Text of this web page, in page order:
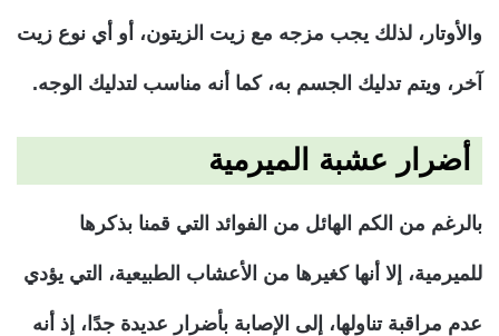
والأوتار، لذلك يجب مزجه مع زيت الزيتون، أو أي نوع زيت
آخر، ويتم تدليك الجسم به، كما أنه مناسب لتدليك الوجه.
أضرار عشبة الميرمية
بالرغم من الكم الهائل من الفوائد التي قمنا بذكرها
للميرمية، إلا أنها كغيرها من الأعشاب الطبيعية، التي يؤدي
عدم مراقبة تناولها، إلى الإصابة بأضرار عديدة جدًا، إذ أنه